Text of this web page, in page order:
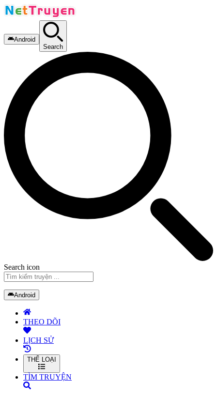
Android
Search
Search icon
Android
THEO DÕI
LỊCH SỬ
THỂ LOẠI
TÌM TRUYỆN